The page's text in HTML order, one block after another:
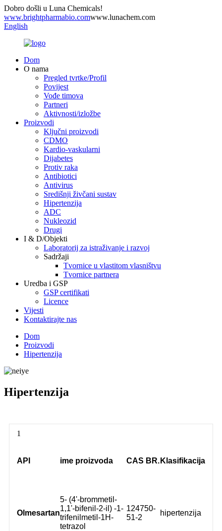
Dobro došli u Luna Chemicals!
www.brightpharmabio.comwww.lunachem.com
English
Dom
O nama
Pregled tvrtke/Profil
Povijest
Vođe timova
Partneri
Aktivnosti/izložbe
Proizvodi
Ključni proizvodi
CDMO
Kardio-vaskularni
Dijabetes
Protiv raka
Antibiotici
Antivirus
Središnji živčani sustav
Hipertenzija
ADC
Nukleozid
Drugi
I & D/Objekti
Laboratorij za istraživanje i razvoj
Sadržaji
Tvornice u vlastitom vlasništvu
Tvornice partnera
Uredba i GSP
GSP certifikati
Licence
Vijesti
Kontaktirajte nas
Dom
Proizvodi
Hipertenzija
Hipertenzija
1
API ime proizvoda CAS BR. Klasifikacija
Olmesartan
5- (4'-brommetil-
1,1'-bifenil-2-il) -1-
trifenilmetil-1H-
tetrazol
124750-
51-2
hipertenzija